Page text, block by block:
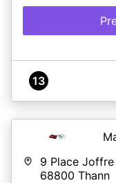
13
9 Place Joffre
68800 Thann